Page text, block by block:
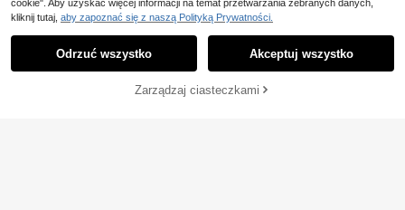
DODAJ DO KOSZYKA
cookie". Aby uzyskać więcej informacji na temat przetwarzania zebranych danych,
kliknij tutaj, aby zapoznać się z naszą Polityką Prywatności.
Odrzuć wszystko Akceptuj wszystko
Zarządzaj ciasteczkami